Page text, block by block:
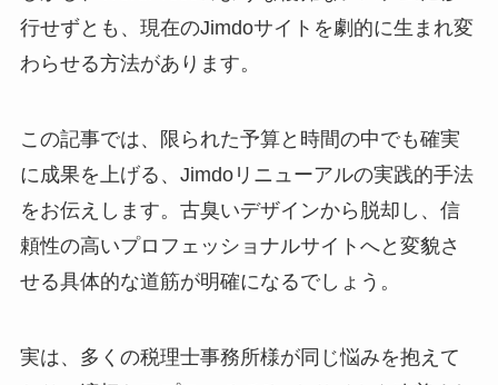
行せずとも、現在のJimdoサイトを劇的に生まれ変
わらせる方法があります。
この記事では、限られた予算と時間の中でも確実
に成果を上げる、Jimdoリニューアルの実践的手法
をお伝えします。古臭いデザインから脱却し、信
頼性の高いプロフェッショナルサイトへと変貌さ
せる具体的な道筋が明確になるでしょう。
実は、多くの税理士事務所様が同じ悩みを抱えて